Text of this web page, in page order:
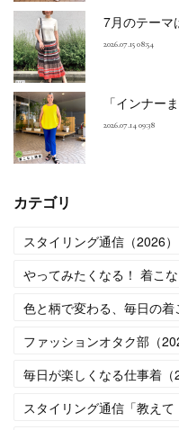
7月のテーマ
2026.07.15 08:54
「インナー
2026.07.14 09:38
カテゴリ
スタイリング通信（2026）
やってみたくなる！ 着こな
色と柄で変わる、毎日の着
ファッションオタク部（
毎日が楽しくなる仕事着（
スタイリング通信「教えて